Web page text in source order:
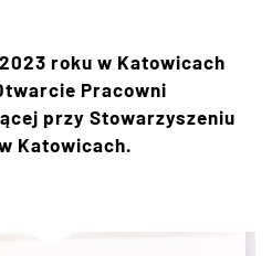
roku w Katowicach
Pracowni
przy Stowarzyszeniu
w Katowicach.